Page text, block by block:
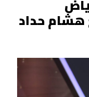
هشام حداد